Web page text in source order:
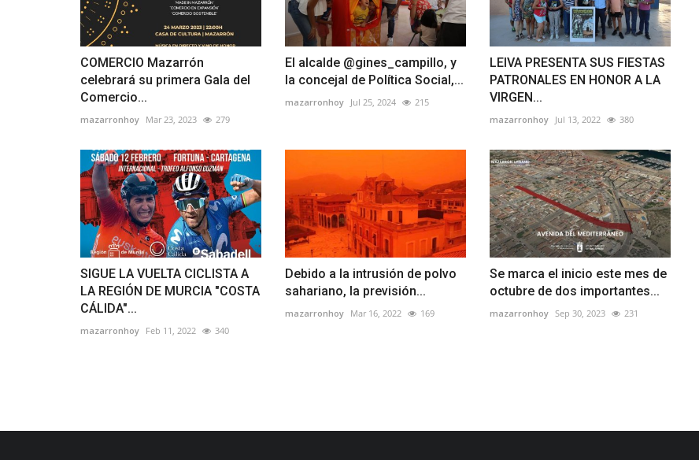
COMERCIO Mazarrón
celebrará su primera Gala del
Comercio...
mazarronhoy Mar 23, 2023 279
El alcalde @gines_campillo, y
la concejal de Política Social,...
mazarronhoy Jul 25, 2024 215
LEIVA PRESENTA SUS FIESTAS
PATRONALES EN HONOR A LA
VIRGEN...
mazarronhoy Jul 13, 2022 380
SIGUE LA VUELTA CICLISTA A
LA REGIÓN DE MURCIA "COSTA
CÁLIDA"...
mazarronhoy Feb 11, 2022 340
Debido a la intrusión de polvo
sahariano, la previsión...
mazarronhoy Mar 16, 2022 169
Se marca el inicio este mes de
octubre de dos importantes...
mazarronhoy Sep 30, 2023 231